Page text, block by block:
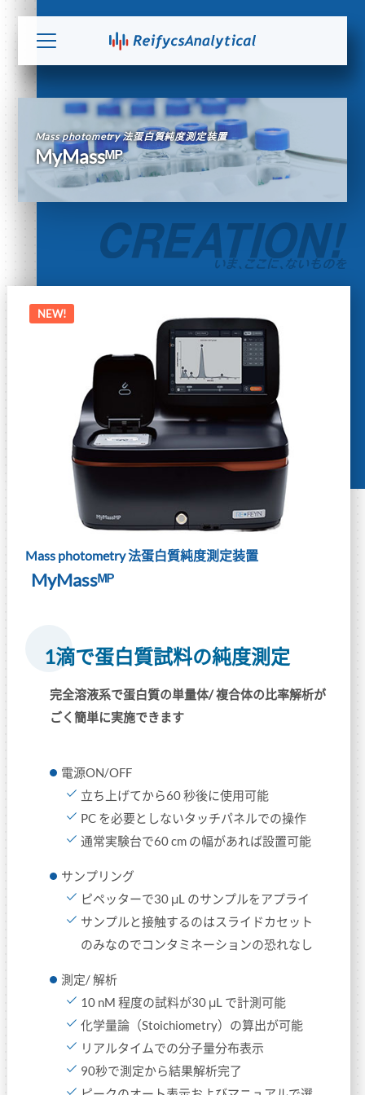
Mass photometry 法蛋白質純度測定装置
MyMassᴹᴾ
NEW!
Mass photometry 法蛋白質純度測定装置
MyMassᴹᴾ
1滴で蛋白質試料の純度測定
完全溶液系で蛋白質の単量体/ 複合体の比率解析が
ごく簡単に実施できます
電源ON/OFF
立ち上げてから60 秒後に使用可能
PC を必要としないタッチパネルでの操作
通常実験台で60 cm の幅があれば設置可能
サンプリング
ピペッターで30 μL のサンプルをアプライ
サンプルと接触するのはスライドカセット
のみなのでコンタミネーションの恐れなし
測定/ 解析
10 nM 程度の試料が30 μL で計測可能
化学量論（Stoichiometry）の算出が可能
リアルタイムでの分子量分布表示
90秒で測定から結果解析完了